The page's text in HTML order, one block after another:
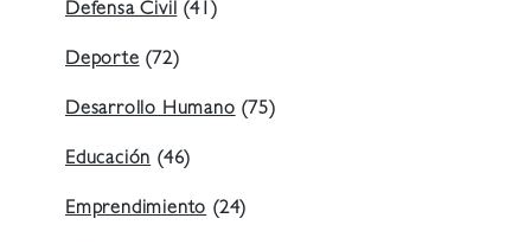
Defensa Civil(41)
Deporte(72)
Desarrollo Humano(75)
Educación(46)
Emprendimiento(24)